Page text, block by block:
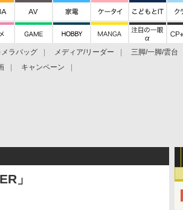
メラバッグ メディア/リーダー 三脚/一脚/雲台
キャンペーン
」